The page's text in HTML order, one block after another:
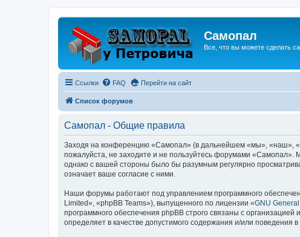
Самопал
Все, что вы можете сделать
Ссылки FAQ Перейти на сайт
Список форумов
Самопал - Общие правила
Заходя на конференцию «Самопал» (в дальнейшем «мы», «наш»,
пожалуйста, не заходите и не пользуйтесь форумами «Самопал».
однако с вашей стороны было бы разумным регулярно
означает ваше согласие с ними.
Наши форумы работают под управлением программного
Limited», «phpBB Teams»), выпущенного по лицензии «GNU
программного обеспечения phpBB строго связаны с
определяет в качестве допустимого содержания и/или